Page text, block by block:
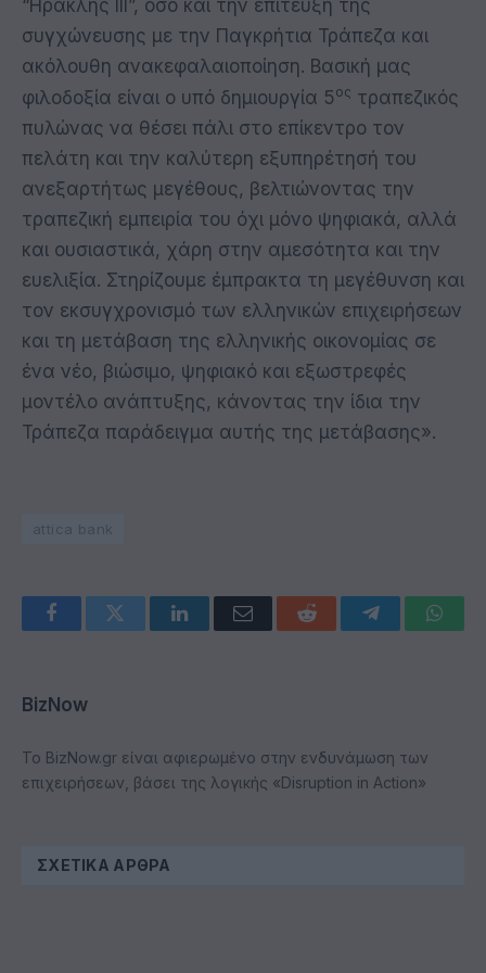
“Ηρακλής ΙΙΙ”, όσο και την επίτευξη της
συγχώνευσης με την Παγκρήτια Τράπεζα και
ακόλουθη ανακεφαλαιοποίηση. Βασική μας
φιλοδοξία είναι ο υπό δημιουργία 5ος τραπεζικός
πυλώνας να θέσει πάλι στο επίκεντρο τον
πελάτη και την καλύτερη εξυπηρέτησή του
ανεξαρτήτως μεγέθους, βελτιώνοντας την
τραπεζική εμπειρία του όχι μόνο ψηφιακά, αλλά
και ουσιαστικά, χάρη στην αμεσότητα και την
ευελιξία. Στηρίζουμε έμπρακτα τη μεγέθυνση και
τον εκσυγχρονισμό των ελληνικών επιχειρήσεων
και τη μετάβαση της ελληνικής οικονομίας σε
ένα νέο, βιώσιμο, ψηφιακό και εξωστρεφές
μοντέλο ανάπτυξης, κάνοντας την ίδια την
Τράπεζα παράδειγμα αυτής της μετάβασης».
attica bank
FacebookTwitter LinkedInEmail Reddit Telegram
BizNow
Το BizNow.gr είναι αφιερωμένο στην ενδυνάμωση των
επιχειρήσεων, βάσει της λογικής «Disruption in Action»
ΣΧΕΤΙΚΆ ΆΡΘΡΑ